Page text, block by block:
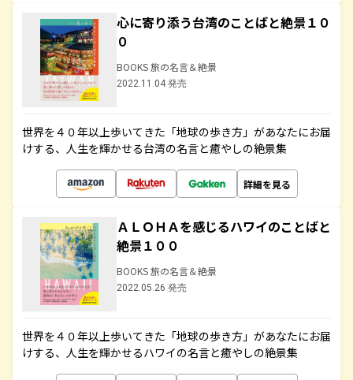
心に寄り添う台湾のことばと絶景１０
０
BOOKS 旅の名言＆絶景
2022.11.04 発売
世界を４０年以上歩いてきた「地球の歩き方」があなたにお届
けする、人生を輝かせる台湾の名言と癒やしの絶景集
詳細を見る
ＡＬＯＨＡを感じるハワイのことばと
絶景１００
BOOKS 旅の名言＆絶景
2022.05.26 発売
世界を４０年以上歩いてきた「地球の歩き方」があなたにお届
けする、人生を輝かせるハワイの名言と癒やしの絶景集